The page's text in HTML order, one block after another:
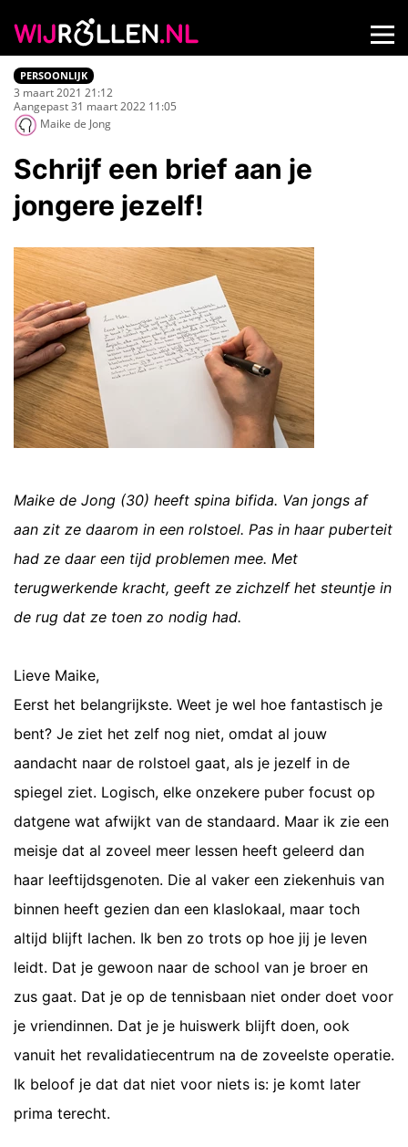
PERSOONLIJK
3 maart 2021 21:12
Aangepast 31 maart 2022 11:05
Maike de Jong
Schrijf een brief aan je
jongere jezelf!
Maike de Jong (30) heeft spina bifida. Van jongs af
aan zit ze daarom in een rolstoel. Pas in haar puberteit
had ze daar een tijd problemen mee. Met
terugwerkende kracht, geeft ze zichzelf het steuntje in
de rug dat ze toen zo nodig had.
Lieve Maike,
Eerst het belangrijkste. Weet je wel hoe fantastisch je
bent? Je ziet het zelf nog niet, omdat al jouw
aandacht naar de rolstoel gaat, als je jezelf in de
spiegel ziet. Logisch, elke onzekere puber focust op
datgene wat afwijkt van de standaard. Maar ik zie een
meisje dat al zoveel meer lessen heeft geleerd dan
haar leeftijdsgenoten. Die al vaker een ziekenhuis van
binnen heeft gezien dan een klaslokaal, maar toch
altijd blijft lachen. Ik ben zo trots op hoe jij je leven
leidt. Dat je gewoon naar de school van je broer en
zus gaat. Dat je op de tennisbaan niet onder doet voor
je vriendinnen. Dat je je huiswerk blijft doen, ook
vanuit het revalidatiecentrum na de zoveelste operatie.
Ik beloof je dat dat niet voor niets is: je komt later
prima terecht.